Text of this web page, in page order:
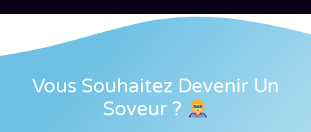
Vous Souhaitez Devenir Un
Soveur ?